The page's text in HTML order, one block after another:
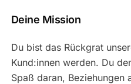
Deine Mission
Du bist das Rückgrat
Kund:innen werden. Du
Spaß daran, Beziehungen